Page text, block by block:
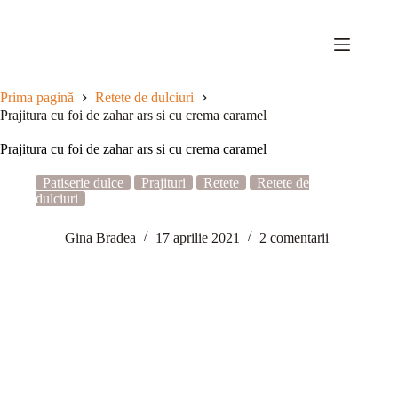
Prima pagină
Retete de dulciuri
Prajitura cu foi de zahar ars si cu crema caramel
Prajitura cu foi de zahar ars si cu crema caramel
Patiserie dulce Prajituri Retete
Retete de
dulciuri
Gina Bradea 17 aprilie 2021 2 comentarii